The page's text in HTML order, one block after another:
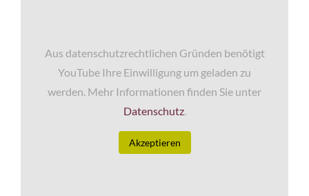
Aus datenschutzrechtlichen Gründen benötigt
YouTube Ihre Einwilligung um geladen zu
werden. Mehr Informationen finden Sie unter
Datenschutz.
Akzeptieren